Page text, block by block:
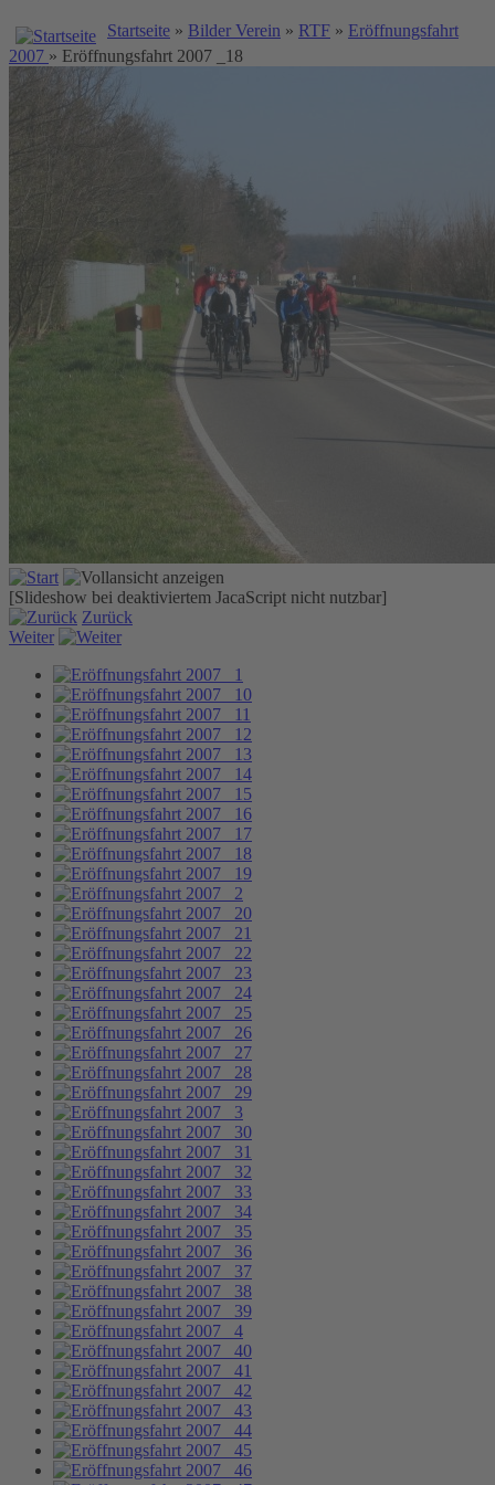
Startseite » Bilder Verein » RTF » Eröffnungsfahrt
2007 » Eröffnungsfahrt 2007 _18
[Slideshow bei deaktiviertem JacaScript nicht nutzbar]
Zurück
Weiter